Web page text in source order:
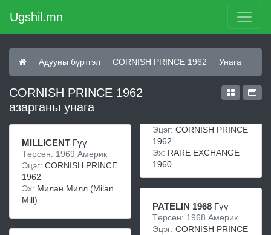
Ugshil.mn
Адууны бүртгэл CORNISH PRINCE 1962 Унага
CORNISH PRINCE 1962
азарганы унага
MILLICENT Гүү
Төрсөн: 1969 Америк
Эцэг: CORNISH PRINCE
1962
Эх: Милан Милл (Milan
Mill)
Эцэг: CORNISH PRINCE
1962
Эх: RARE EXCHANGE
1960
PATELIN 1968 Гүү
Төрсөн: 1968 Америк
Эцэг: CORNISH PRINCE